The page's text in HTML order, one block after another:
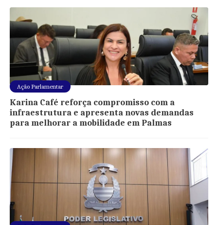
Ação Parlamentar
Karina Café reforça compromisso com a
infraestrutura e apresenta novas demandas
para melhorar a mobilidade em Palmas